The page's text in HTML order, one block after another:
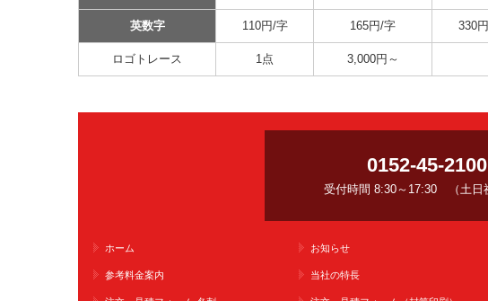
英数字 110円/字 165円/字 330
ロゴトレース 1点 3,000円～
0152-45-2100
受付時間 8:30～17:30　（土日
ホーム お知らせ
参考料金案内 当社の特長